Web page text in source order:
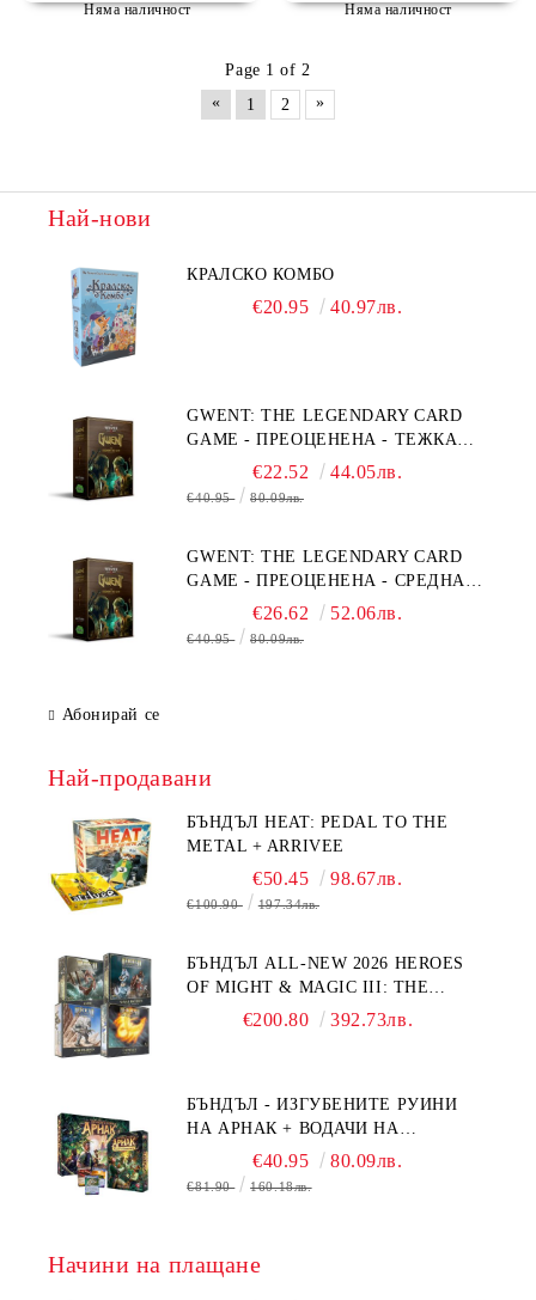
Няма наличност Няма наличност
Page 1 of 2
«
1 2 »
Най-нови
КРАЛСКО КОМБО
€20.95 40.97лв.
GWENT: THE LEGENDARY CARD
GAME - ПРЕОЦЕНЕНА - ТЕЖКА
ПОВРЕДА НА КУТИЯТА
€22.52 44.05лв.
€40.95 80.09лв.
GWENT: THE LEGENDARY CARD
GAME - ПРЕОЦЕНЕНА - СРЕДНА
ПОВРЕДА НА КУТИЯТА
€26.62 52.06лв.
€40.95 80.09лв.
Абонирай се
Най-продавани
БЪНДЪЛ HEAT: PEDAL TO THE
METAL + ARRIVEE
€50.45 98.67лв.
€100.90 197.34лв.
БЪНДЪЛ ALL-NEW 2026 HEROES
OF MIGHT & MAGIC III: THE
BOARD GAME EXPANSIONS -
€200.80 392.73лв.
БЪНДЪЛ - ИЗГУБЕНИТЕ РУИНИ
НА АРНАК + ВОДАЧИ НА
ЕКСПЕДИЦИИ + ПРОМО КАРТИ
БЕЗПЛАТНО
€40.95 80.09лв.
€81.90 160.18лв.
Начини на плащане